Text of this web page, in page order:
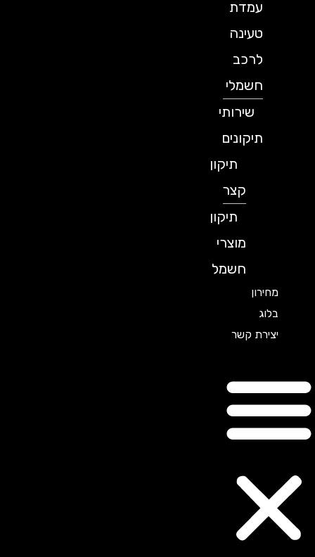
עמדת
טעינה
לרכב
חשמלי
שירותי
תיקונים
תיקון
תיקון
מוצרי
חשמל
מחירון
יצירת קשר